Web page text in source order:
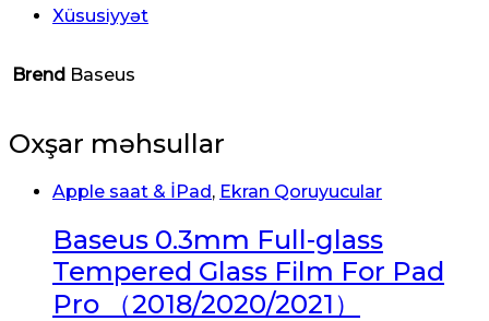
Xüsusiyyət
Brend Baseus
Oxşar məhsullar
Apple saat & İPad, Ekran Qoruyucular
Baseus 0.3mm Full-glass
Tempered Glass Film For Pad
Pro （2018/2020/2021）